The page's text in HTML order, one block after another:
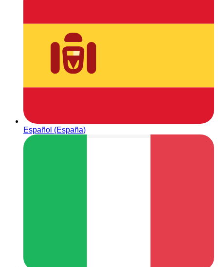
Español (España)